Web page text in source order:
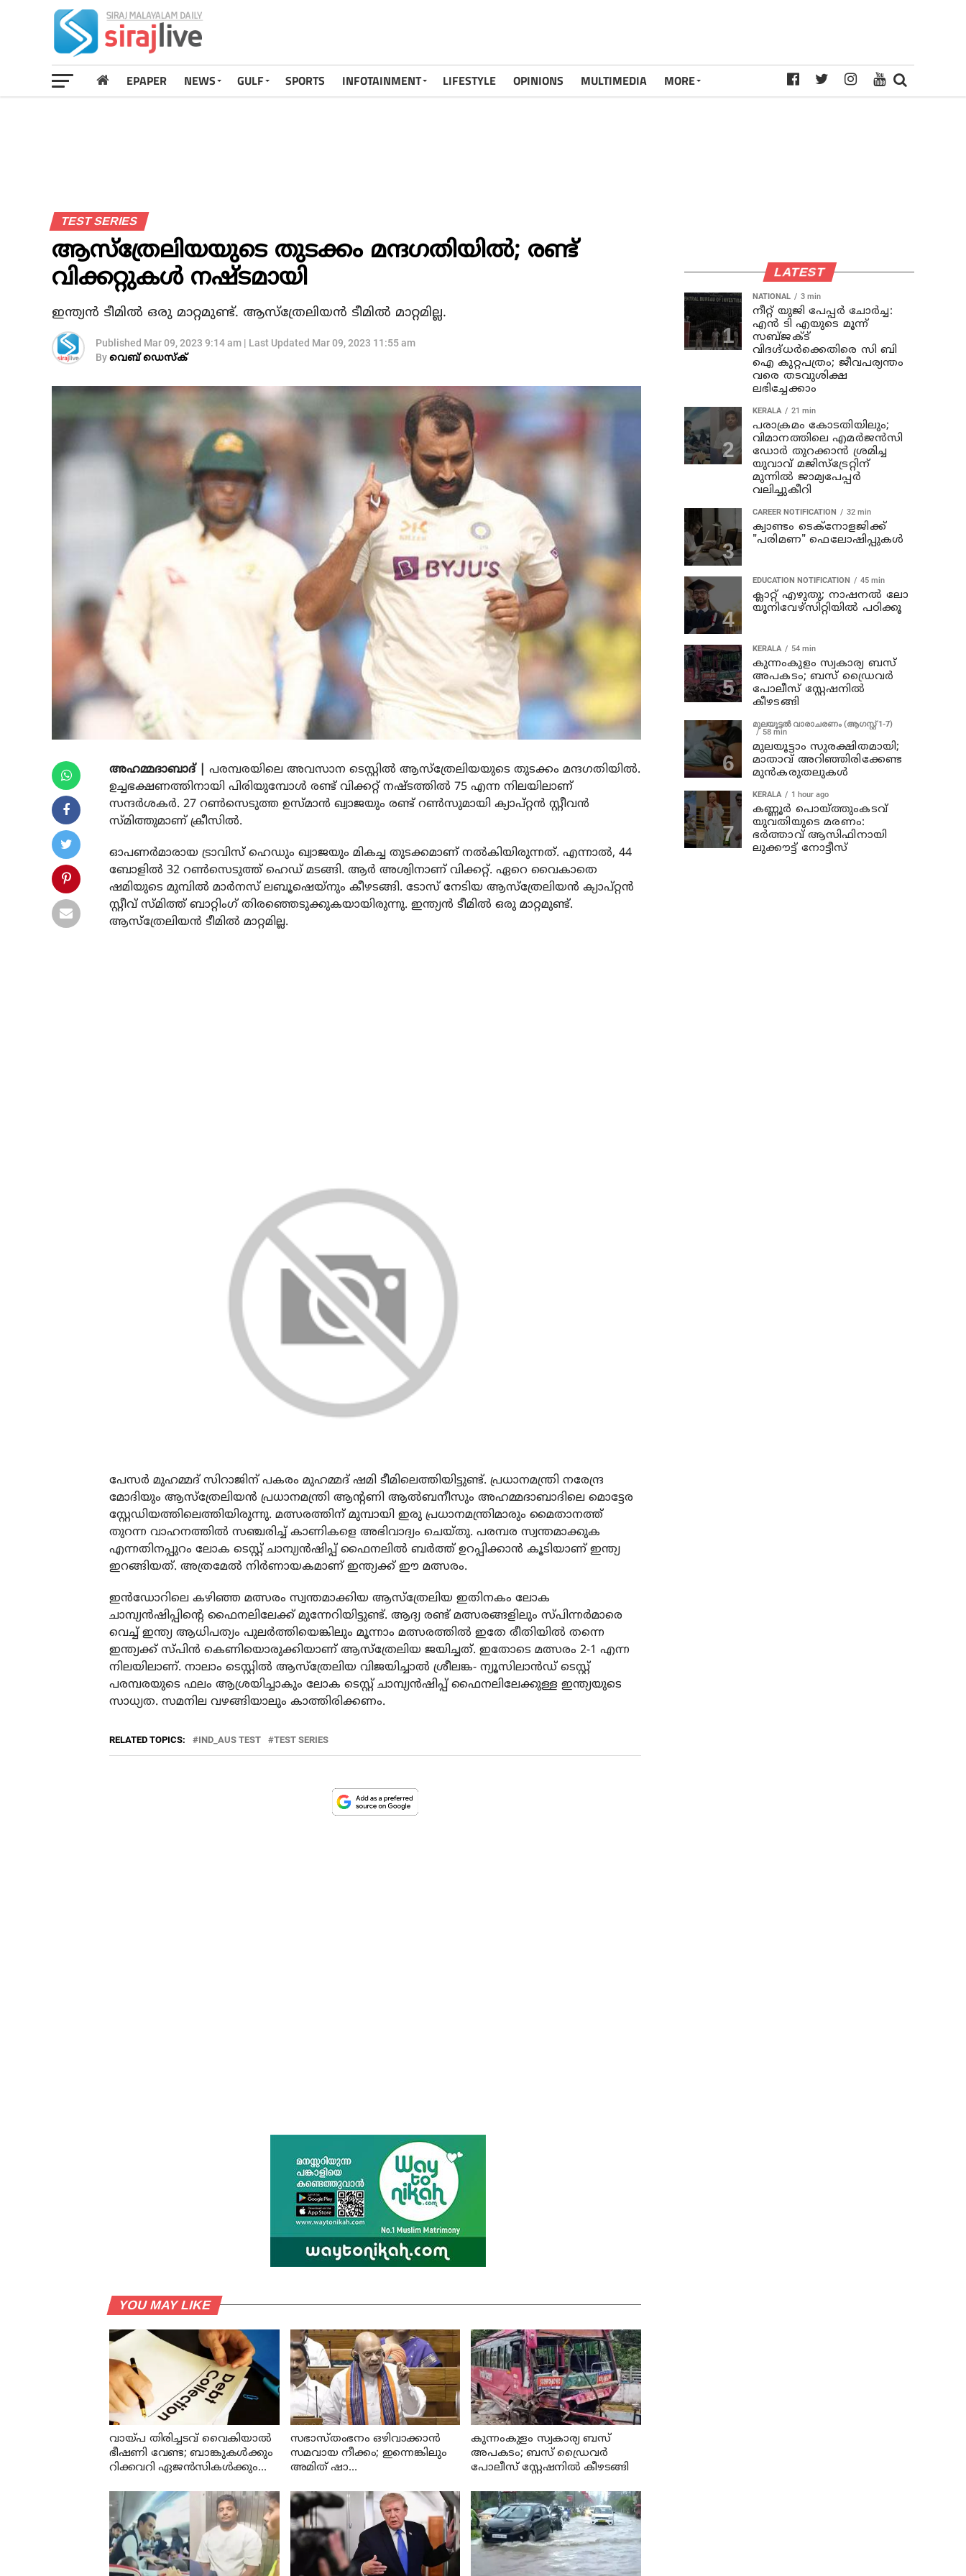
EPAPER NEWS GULF SPORTS INFOTAINMENT LIFESTYLE OPINIONS MULTIMEDIA MORE
TEST SERIES
ആസ്‌ത്രേലിയയുടെ തുടക്കം മന്ദഗതിയില്‍; രണ്ട്
വിക്കറ്റുകള്‍ നഷ്ടമായി
ഇന്ത്യൻ ടീമിൽ ഒരു മാറ്റമുണ്ട്. ആസ്ത്രേലിയൻ ടീമിൽ മാറ്റമില്ല.
Published Mar 09, 2023 9:14 am | Last Updated Mar 09, 2023 11:55 am
Byവെബ് ഡെസ്‌ക്
അഹമ്മദാബാദ് |
പരമ്പരയിലെ അവസാന ടെസ്റ്റില്‍ ആസ്‌ത്രേലിയയുടെ തുടക്കം മന്ദഗതിയില്‍.
ഉച്ചഭക്ഷണത്തിനായി പിരിയുമ്പോള്‍ രണ്ട് വിക്കറ്റ് നഷ്ടത്തില്‍ 75 എന്ന നിലയിലാണ്
സന്ദര്‍ശകര്‍. 27 റണ്‍സെടുത്ത ഉസ്മാന്‍ ഖ്വാജയും രണ്ട് റണ്‍സുമായി ക്യാപ്റ്റന്‍ സ്റ്റീവന്‍
സ്മിത്തുമാണ് ക്രീസില്‍.
ഓപണര്‍മാരായ ട്രാവിസ് ഹെഡും ഖ്വാജയും മികച്ച തുടക്കമാണ് നല്‍കിയിരുന്നത്. എന്നാല്‍, 44
ബോളില്‍ 32 റണ്‍സെടുത്ത് ഹെഡ് മടങ്ങി. ആര്‍ അശ്വിനാണ് വിക്കറ്റ്. ഏറെ വൈകാതെ
ഷമിയുടെ മുമ്പില്‍ മാര്‍നസ് ലബൂഷെയ്‌നും കീഴടങ്ങി. ടോസ് നേടിയ ആസ്ത്രേലിയൻ ക്യാപ്റ്റൻ
സ്റ്റീവ് സ്മിത്ത് ബാറ്റിംഗ് തിരഞ്ഞെടുക്കുകയായിരുന്നു. ഇന്ത്യൻ ടീമിൽ ഒരു മാറ്റമുണ്ട്.
ആസ്ത്രേലിയൻ ടീമിൽ മാറ്റമില്ല.
പേസർ മുഹമ്മദ് സിറാജിന് പകരം മുഹമ്മദ് ഷമി ടീമിലെത്തിയിട്ടുണ്ട്. പ്രധാനമന്ത്രി നരേന്ദ്ര
മോദിയും ആസ്‌ത്രേലിയൻ പ്രധാനമന്ത്രി ആന്റണി ആൽബനീസും അഹമ്മദാബാദിലെ മൊട്ടേര
സ്റ്റേഡിയത്തിലെത്തിയിരുന്നു. മത്സരത്തിന് മുമ്പായി ഇരു പ്രധാനമന്ത്രിമാരും മൈതാനത്ത്
തുറന്ന വാഹനത്തിൽ സഞ്ചരിച്ച് കാണികളെ അഭിവാദ്യം ചെയ്തു. പരമ്പര സ്വന്തമാക്കുക
എന്നതിനപ്പുറം ലോക ടെസ്റ്റ് ചാമ്പ്യൻഷിപ്പ് ഫൈനലിൽ ബർത്ത് ഉറപ്പിക്കാൻ കൂടിയാണ് ഇന്ത്യ
ഇറങ്ങിയത്. അത്രമേൽ നിർണായകമാണ് ഇന്ത്യക്ക് ഈ മത്സരം.
ഇൻഡോറിലെ കഴിഞ്ഞ മത്സരം സ്വന്തമാക്കിയ ആസ്‌ത്രേലിയ ഇതിനകം ലോക
ചാമ്പ്യൻഷിപ്പിന്റെ ഫൈനലിലേക്ക് മുന്നേറിയിട്ടുണ്ട്. ആദ്യ രണ്ട് മത്സരങ്ങളിലും സ്പിന്നർമാരെ
വെച്ച് ഇന്ത്യ ആധിപത്യം പുലർത്തിയെങ്കിലും മൂന്നാം മത്സരത്തിൽ ഇതേ രീതിയിൽ തന്നെ
ഇന്ത്യക്ക് സ്പിൻ കെണിയൊരുക്കിയാണ് ആസ്‌ത്രേലിയ ജയിച്ചത്. ഇതോടെ മത്സരം 2-1 എന്ന
നിലയിലാണ്. നാലാം ടെസ്റ്റിൽ ആസ്‌ത്രേലിയ വിജയിച്ചാൽ ശ്രീലങ്ക- ന്യൂസിലാൻഡ് ടെസ്റ്റ്
പരമ്പരയുടെ ഫലം ആശ്രയിച്ചാകും ലോക ടെസ്റ്റ് ചാമ്പ്യൻഷിപ്പ് ഫൈനലിലേക്കുള്ള ഇന്ത്യയുടെ
സാധ്യത. സമനില വഴങ്ങിയാലും കാത്തിരിക്കണം.
RELATED TOPICS: IND_AUS TEST TEST SERIES
YOU MAY LIKE
വായ്പ തിരിച്ചടവ് വൈകിയാൽ
ഭീഷണി വേണ്ട; ബാങ്കുകൾക്കും
റിക്കവറി ഏജൻസികൾക്കും
ആർ ബി ഐ
സഭാസ്തംഭനം ഒഴിവാക്കാൻ
സമവായ നീക്കം; ഇന്നെങ്കിലും
അമിത് ഷാ
കുന്നംകുളം സ്വകാര്യ ബസ്
അപകടം; ബസ് ഡ്രൈവര്‍
പോലീസ് സ്റ്റേഷനില്‍ കീഴടങ്ങി
LATEST
NATIONAL 3 min
നീറ്റ് യുജി പേപ്പർ ചോർച്ച:
എൻ ടി എയുടെ മൂന്ന്
സബ്ജക്ട്
വിദഗ്ദ്ധർക്കെതിരെ സി ബി
ഐ കുറ്റപത്രം; ജീവപര്യന്തം
വരെ തടവുശിക്ഷ
ലഭിച്ചേക്കാം
KERALA 21 min
പരാക്രമം കോടതിയിലും;
വിമാനത്തിലെ എമര്‍ജന്‍സി
ഡോര്‍ തുറക്കാന്‍ ശ്രമിച്ച
യുവാവ് മജിസ്ട്രേറ്റിന്
മുന്നില്‍ ജാമ്യപേപ്പര്‍
വലിച്ചുകീറി
CAREER NOTIFICATION 32 min
ക്വാണ്ടം ടെക്‌നോളജിക്ക്
"പരിമണ" ഫെലോഷിപ്പുകൾ
EDUCATION NOTIFICATION 45 min
ക്ലാറ്റ് എഴുതു; നാഷനൽ ലോ
യൂനിവേഴ്‌സിറ്റിയിൽ പഠിക്കൂ
KERALA 54 min
കുന്നംകുളം സ്വകാര്യ ബസ്
അപകടം; ബസ് ഡ്രൈവര്‍
പോലീസ് സ്റ്റേഷനില്‍
കീഴടങ്ങി
മുലയൂട്ടൽ വാരാചരണം (ആഗസ്റ്റ് 1-7)
58 min
മുലയൂട്ടാം സുരക്ഷിതമായി;
മാതാവ് അറിഞ്ഞിരിക്കേണ്ട
മുൻകരുതലുകൾ
KERALA 1 hour ago
കണ്ണൂര്‍ പൊയ്ത്തുംകടവ്
യുവതിയുടെ മരണം:
ഭർത്താവ് ആസിഫിനായി
ലുക്കൗട്ട് നോട്ടീസ്